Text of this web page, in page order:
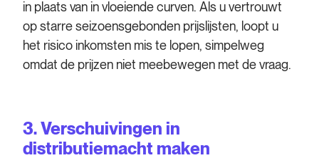
in plaats van in vloeiende curven. Als u vertrouwt
op starre seizoensgebonden prijslijsten, loopt u
het risico inkomsten mis te lopen, simpelweg
omdat de prijzen niet meebewegen met de vraag.
3. Verschuivingen in
distributiemacht maken